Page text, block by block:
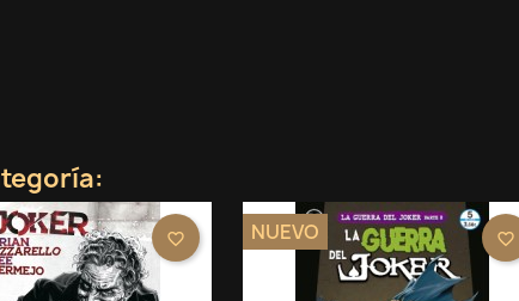
favorite_border NUEVO favorite_border